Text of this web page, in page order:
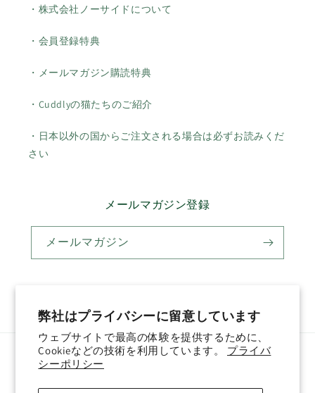
弊社はプライバシーに留意しています
ウェブサイトで最高の体験を提供するために、
Cookieなどの技術を利用しています。 プライバ
シーポリシー
・株式会社ノーサイドについて
・会員登録特典
・メールマガジン購読特典
・Cuddlyの猫たちのご紹介
・日本以外の国からご注文される場合は必ずお読みくだ
さい
メールマガジン登録
メールマガジン
国/地域
日本 (JPY ¥) 日本語